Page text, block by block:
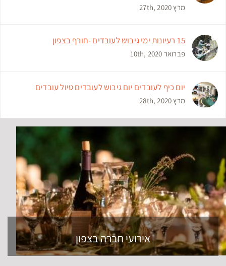
מרץ 27th, 2020
15 רעיונות ימי גיבוש לעובדים -חורף בצפון
פברואר 10th, 2020
יום כיף לעובדים יום גיבוש לעובדים טיול עובדים
מרץ 28th, 2020
אירועי חברה בצפון